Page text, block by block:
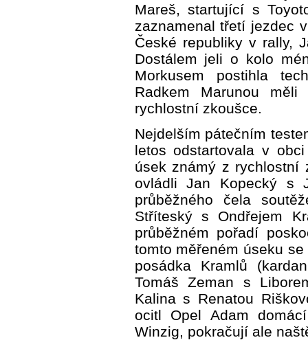
Mareš, startující s
zaznamenal třetí jezdec
České republiky v rally,
Dostálem jeli o kolo
Morkusem postihla
Radkem Marunou
rychlostní zkoušce.
Nejdelším pátečním
letos odstartovala v
úsek známý z rychlostní
ovládli Jan Kopecký s
průběžného čela
Stříteský s Ondřejem
průběžném pořadí
tomto měřeném úseku
posádka Kramlů
Tomáš Zeman s
Kalina s Renatou
ocitl Opel Adam
Winzig, pokračují ale